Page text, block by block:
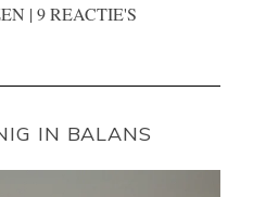
| 9 REACTIE'S
IN BALANS